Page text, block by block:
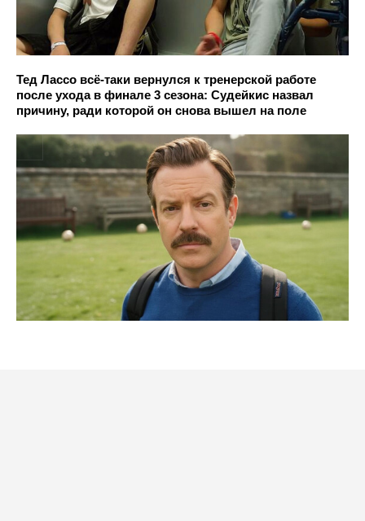
Тед Лассо всё-таки вернулся к тренерской работе
после ухода в финале 3 сезона: Судейкис назвал
причину, ради которой он снова вышел на поле